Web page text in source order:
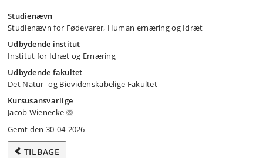
Studienævn
Studienævn for Fødevarer, Human ernæring og Idræt
Udbydende institut
Institut for Idræt og Ernæring
Udbydende fakultet
Det Natur- og Biovidenskabelige Fakultet
Kursusansvarlige
Jacob Wienecke
Gemt den 30-04-2026
TILBAGE